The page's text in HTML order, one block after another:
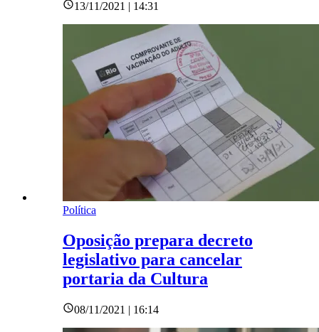
13/11/2021 | 14:31
Política
Oposição prepara decreto
legislativo para cancelar
portaria da Cultura
08/11/2021 | 16:14